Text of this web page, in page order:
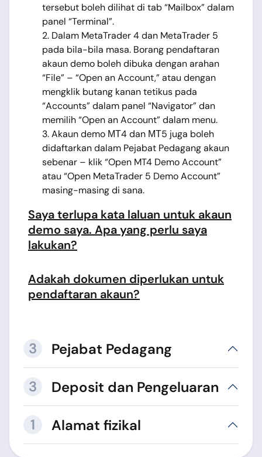
tersebut boleh dilihat di tab “Mailbox” dalam
panel “Terminal”.
2. Dalam MetaTrader 4 dan MetaTrader 5
pada bila-bila masa. Borang pendaftaran
akaun demo boleh dibuka dengan arahan
“File” – “Open an Account,” atau dengan
mengklik butang kanan tetikus pada
“Accounts” dalam panel “Navigator” dan
memilih “Open an Account” dalam menu.
3. Akaun demo МТ4 dan МТ5 juga boleh
didaftarkan dalam Pejabat Pedagang akaun
sebenar – klik “Open MT4 Demo Account”
atau “Open MetaTrader 5 Demo Account”
masing-masing di sana.
Saya terlupa kata laluan untuk akaun
demo saya. Apa yang perlu saya
lakukan?
Adakah dokumen diperlukan untuk
pendaftaran akaun?
3 Pejabat Pedagang
3 Deposit dan Pengeluaran
1 Alamat fizikal